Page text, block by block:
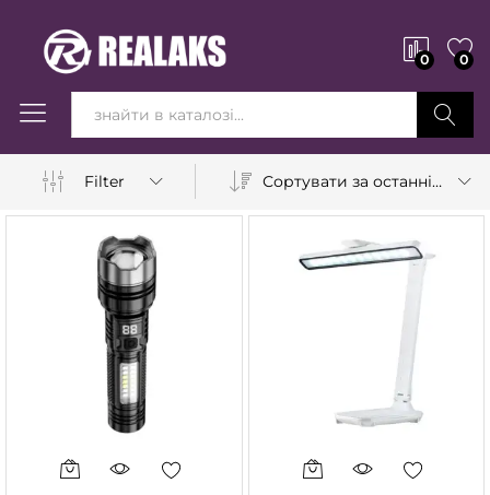
0 0
Вперед!
Filter
Сортувати за останніми